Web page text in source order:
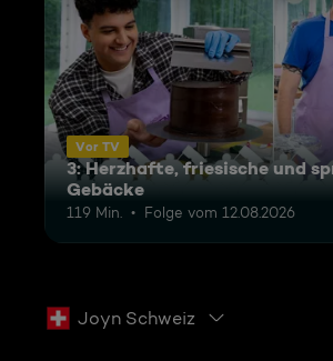
Vor TV
3: Herzhafte, friesische und
Gebäcke
119 Min. Folge vom 12.08.2026
Joyn Schweiz